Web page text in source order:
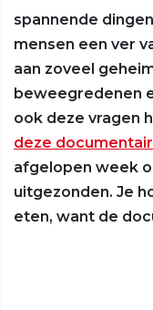
spannende
mensen een ver
aan zoveel
beweegredenen
ook deze vragen
deze
afgelopen week
uitgezonden. Je
eten, want de